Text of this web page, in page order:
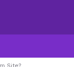
Site?